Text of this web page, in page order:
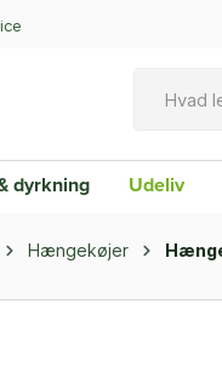
dyrkning Udeliv
Hængekøjer